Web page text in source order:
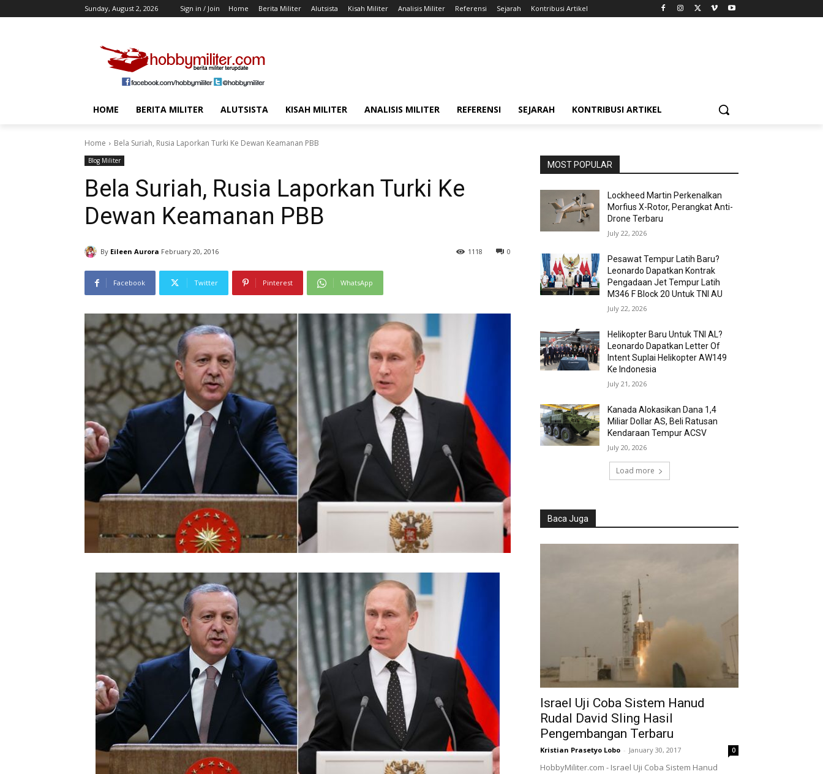
Sunday, August 2, 2026 Sign in / Join Home Berita Militer Alutsista Kisah Militer Analisis Militer Referensi Sejarah Kontribusi Artikel
HOME BERITA MILITER ALUTSISTA KISAH MILITER ANALISIS MILITER REFERENSI SEJARAH KONTRIBUSI ARTIKEL
Home Bela Suriah, Rusia Laporkan Turki Ke Dewan Keamanan PBB
Blog Militer
Bela Suriah, Rusia Laporkan Turki Ke
Dewan Keamanan PBB
By Eileen Aurora February 20, 2016 0
1118
Facebook Twitter Pinterest WhatsApp
MOST POPULAR
Lockheed Martin Perkenalkan
Morfius X-Rotor, Perangkat Anti-
Drone Terbaru
July 22, 2026
Pesawat Tempur Latih Baru?
Leonardo Dapatkan Kontrak
Pengadaan Jet Tempur Latih
M346 F Block 20 Untuk TNI AU
July 22, 2026
Helikopter Baru Untuk TNI AL?
Leonardo Dapatkan Letter Of
Intent Suplai Helikopter AW149
Ke Indonesia
July 21, 2026
Kanada Alokasikan Dana 1,4
Miliar Dollar AS, Beli Ratusan
Kendaraan Tempur ACSV
July 20, 2026
Load more
Baca Juga
Israel Uji Coba Sistem Hanud
Rudal David Sling Hasil
Pengembangan Terbaru
Kristian Prasetyo Lobo - January 30, 2017 0
HobbyMiliter.com - Israel Uji Coba Sistem Hanud